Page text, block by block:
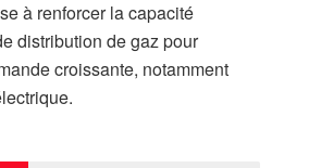
à renforcer la capacité
distribution de gaz pour
croissante, notamment